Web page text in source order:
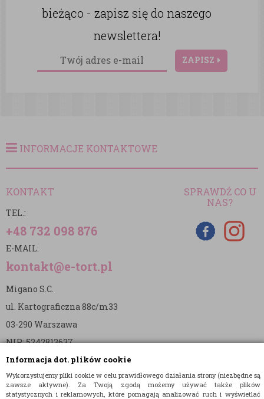
Informacja dot. plików cookie
Wykorzystujemy pliki cookie w celu prawidłowego działania strony (niezbędne są
zawsze aktywne). Za Twoją zgodą możemy używać także plików
statystycznych i reklamowych, które pomagają analizować ruch i wyświetlać
bieżąco - zapisz się do naszego
newslettera!
ZAPISZ
INFORMACJE KONTAKTOWE
KONTAKT
TEL.:
+48 732 098 876
E-MAIL:
kontakt@e-tort.pl
Migano S.C.
ul. Kartograficzna 88c/m33
03-290 Warszawa
NIP: 5242813637
REGON: 365874905
Nr konta (mBank):
SPRAWDŹ CO U
NAS?